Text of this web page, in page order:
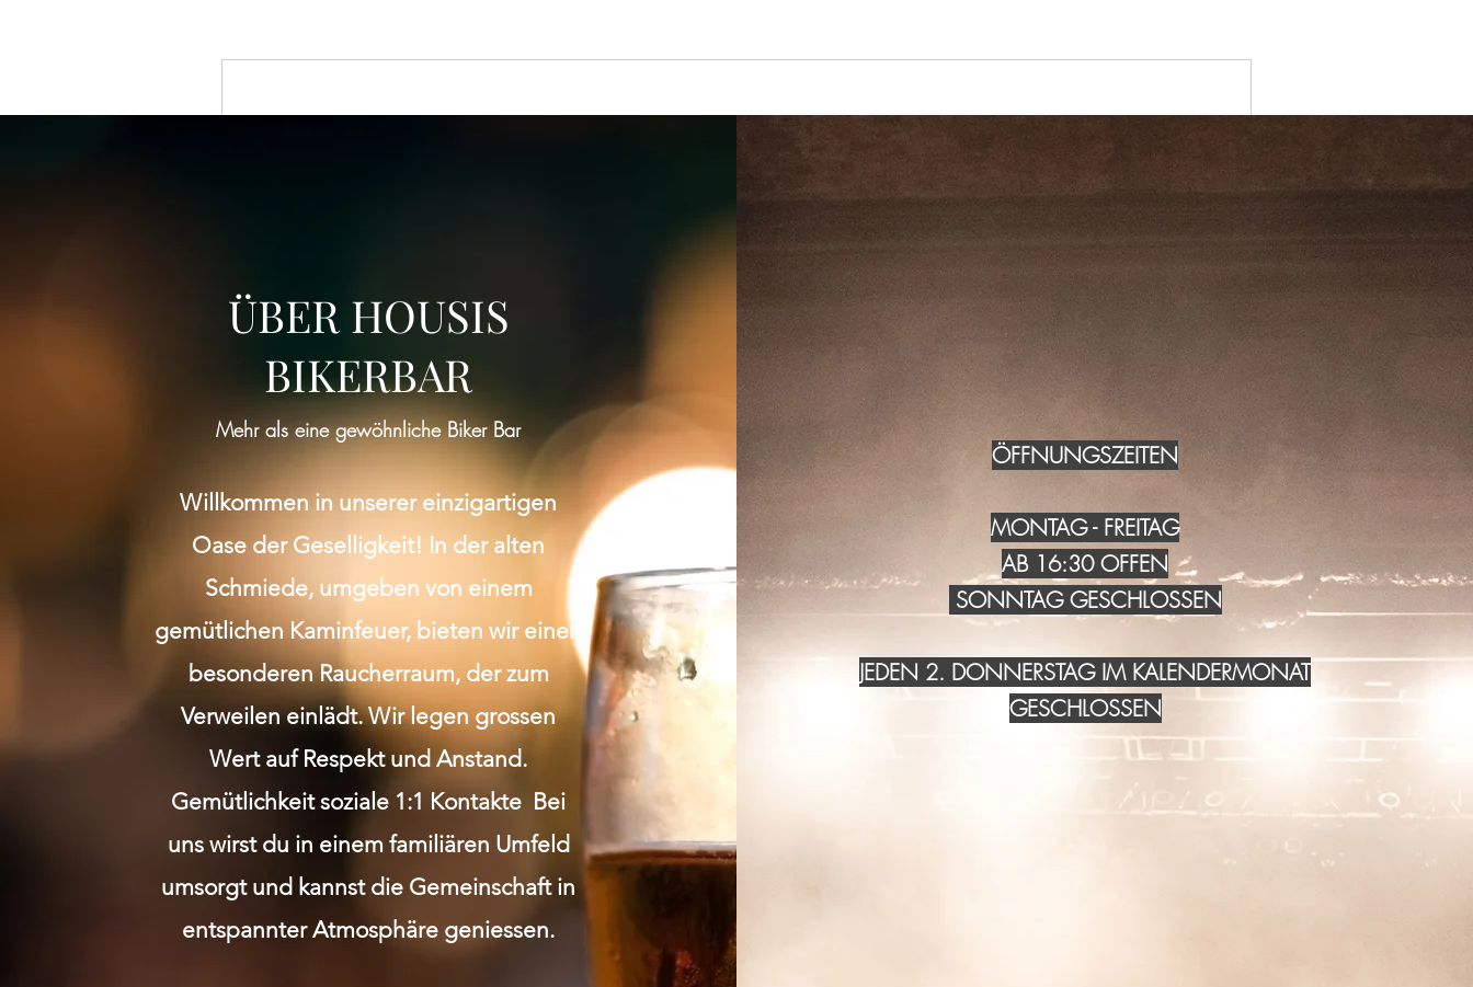
Gruppe konnte nicht gefunden werden
Bitte zur Gruppenliste zurückkehren und es erneut versuchen.
Zur Gruppenliste
ÜBER HOUSIS
BIKERBAR
Mehr als eine gewöhnliche Biker Bar
Willkommen in unserer einzigartigen
Oase der Geselligkeit! In der alten
Schmiede, umgeben von einem
gemütlichen Kaminfeuer, bieten wir einen
besonderen Raucherraum, der zum
Verweilen einlädt. Wir legen grossen
Wert auf Respekt und Anstand.
Gemütlichkeit soziale 1:1 Kontakte Bei
uns wirst du in einem familiären Umfeld
umsorgt und kannst die Gemeinschaft in
entspannter Atmosphäre geniessen.
ÖFFNUNGSZEITEN
MONTAG - FREITAG
AB 16:30 OFFEN
SONNTAG GESCHLOSSEN
JEDEN 2. DONNERSTAG IM KALENDERMONAT
GESCHLOSSEN